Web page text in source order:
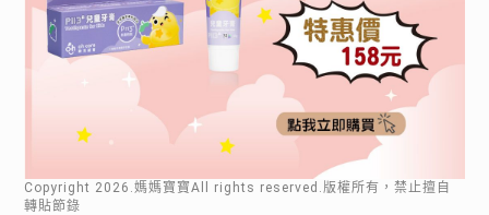
Copyright 2026 .媽媽寶寶All rights reserved.版權所有，禁止擅自
轉貼節錄